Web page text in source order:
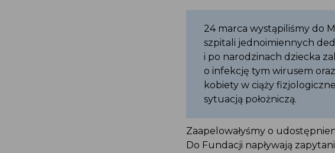
24 marca wystąpiliśmy do
szpitali jednoimiennych
i po narodzinach dziecka
o infekcję tym wirusem
kobiety w ciąży
sytuacją położniczą.
Zaapelowałyśmy o
Do Fundacji napływają